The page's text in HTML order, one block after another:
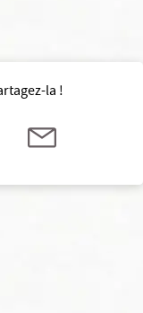
la !